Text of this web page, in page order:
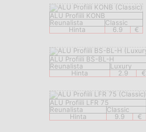
ALU Profiili KONB
Reunalista
Classic
Hinta
6.9 €
ALU Profiili BS-BL-H
Reunalista
Luxury
Hinta
2.9 €
ALU Profiili LFR 75
Reunalista
Classic
Hinta
9.9 €